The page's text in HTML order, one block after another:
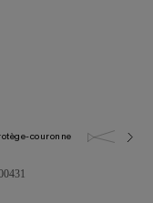
couronne